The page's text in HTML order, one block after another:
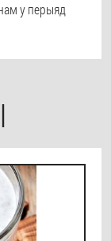
у перыяд